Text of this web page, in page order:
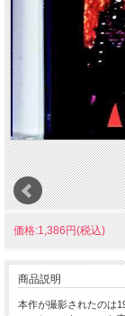
価格:1,386円(税込)
商品説明
本作が撮影されたのは